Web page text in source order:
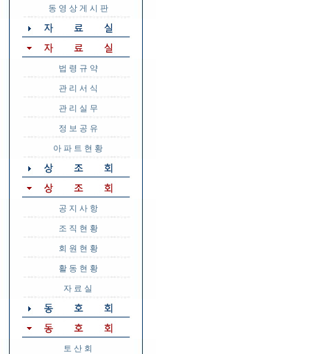
동 영 상 게 시 판
법 령 규 약
관 리 서 식
관 리 실 무
정 보 공 유
아 파 트 현 황
공 지 사 항
조 직 현 황
회 원 현 황
활 동 현 황
자 료 실
토 산 회